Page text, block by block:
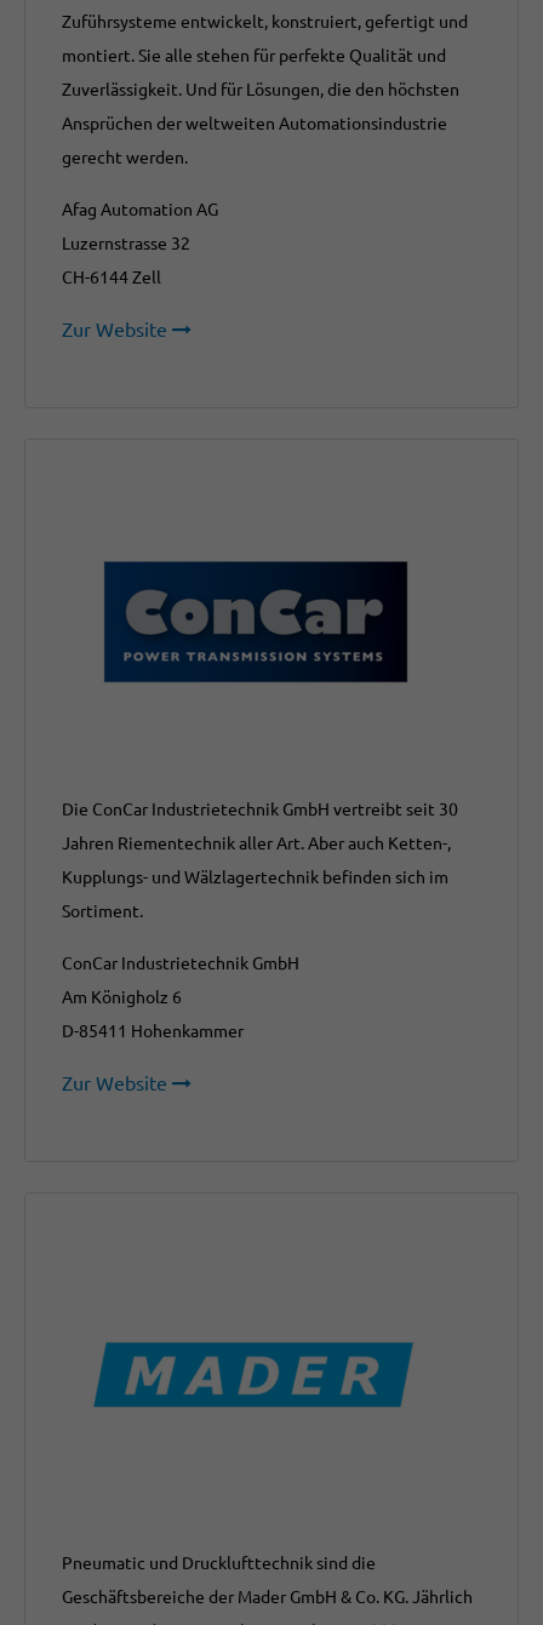
Zuführsysteme entwickelt, konstruiert, gefertigt und
montiert. Sie alle stehen für perfekte Qualität und
Zuverlässigkeit. Und für Lösungen, die den höchsten
Ansprüchen der weltweiten Automationsindustrie
gerecht werden.
Afag Automation AG
Luzernstrasse 32
CH-6144 Zell
Zur Website
Die ConCar Industrietechnik GmbH vertreibt seit 30
Jahren Riementechnik aller Art. Aber auch Ketten-,
Kupplungs- und Wälzlagertechnik befinden sich im
Sortiment.
ConCar Industrietechnik GmbH
Am Königholz 6
D-85411 Hohenkammer
Zur Website
Pneumatic und Drucklufttechnik sind die
Geschäftsbereiche der Mader GmbH & Co. KG. Jährlich